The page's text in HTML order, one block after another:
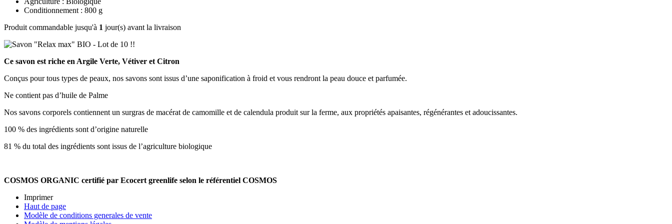
Conditionnement : 800 g
Produit commandable jusqu'à 1 jour(s) avant la livraison
Ce savon est riche en Argile Verte, Vétiver et Citron
Conçus pour tous types de peaux, nos savons sont issus d’une saponification à froid et vous rendront la peau douce et parfumée.
Ne contient pas d’huile de Palme
Nos savons corporels contiennent un surgras de macérat de camomille et de calendula produit sur la ferme, aux propriétés apaisantes, régénérantes et adoucissantes.
100 % des ingrédients sont d’origine naturelle
81 % du total des ingrédients sont issus de l’agriculture biologique
COSMOS ORGANIC certifié par Ecocert greenlife selon le référentiel COSMOS
Imprimer
Haut de page
Modèle de conditions generales de vente